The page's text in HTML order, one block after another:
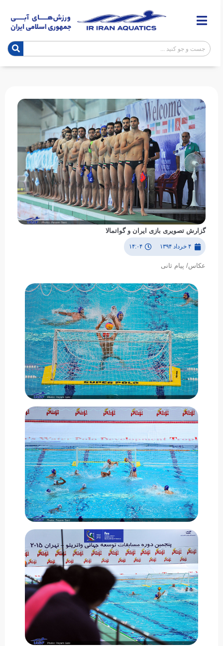
گزارش تصویری بازی ایران و گواتمالا
۴ خرداد ۱۳۹۴ ۱۴:۰۴
عکاس/ پیام ثانی